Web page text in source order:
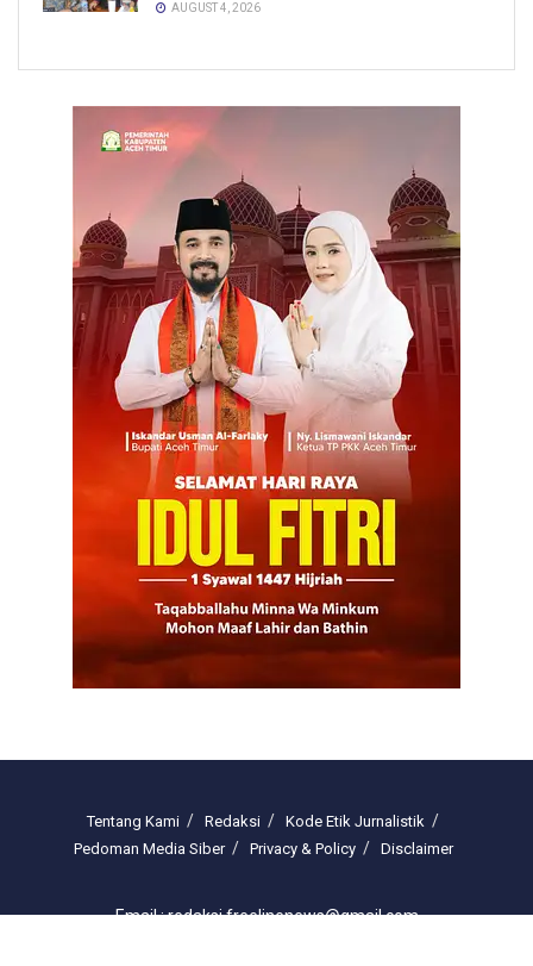
AUGUST 4, 2026
Tentang Kami Redaksi
Kode Etik Jurnalistik
Pedoman Media Siber
Privacy & Policy Disclaimer
Email : redaksi.freelinenews@gmail.com